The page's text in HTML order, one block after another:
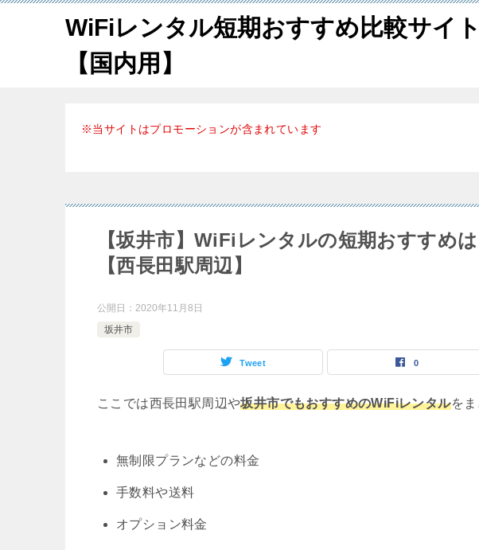
WiFiレンタル短期おすすめ比較サイト
【国内用】
※当サイトはプロモーションが含まれています
【坂井市】WiFiレンタルの短期おすすめ
【西長田駅周辺】
公開日： 2020年11月8日
坂井市
Tweet 0
ここでは西長田駅周辺や坂井市でもおすすめのWiFiレンタルをま
無制限プランなどの料金
手数料や送料
オプション料金